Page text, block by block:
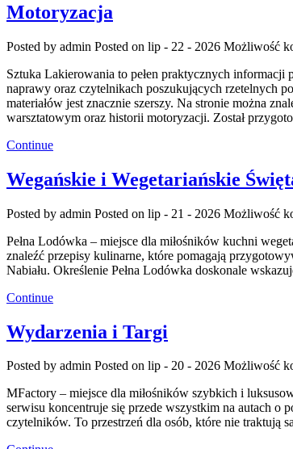
Motoryzacja
Posted by admin Posted on lip - 22 - 2026 Możliwość
Sztuka Lakierowania to pełen praktycznych
naprawy oraz czytelnikach poszukujących rzetelnych
materiałów jest znacznie szerszy. Na stronie można
warsztatowym oraz historii motoryzacji. Został
Continue
Wegańskie i Wegetariańskie
Posted by admin Posted on lip - 21 - 2026 Możliwość
Pełna Lodówka – miejsce dla miłośników kuchni
znaleźć przepisy kulinarne, które pomagają
Nabiału. Określenie Pełna Lodówka doskonale
Continue
Wydarzenia i Targi
Posted by admin Posted on lip - 20 - 2026 Możliwość
MFactory – miejsce dla miłośników szybkich i
serwisu koncentruje się przede wszystkim na autach o
czytelników. To przestrzeń dla osób, które nie traktują